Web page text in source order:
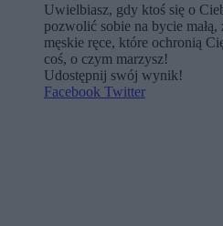
Uwielbiasz, gdy ktoś się o
pozwolić sobie na bycie
męskie ręce, które ochronią
coś, o czym marzysz!
Udostępnij swój wynik!
Facebook Twitter